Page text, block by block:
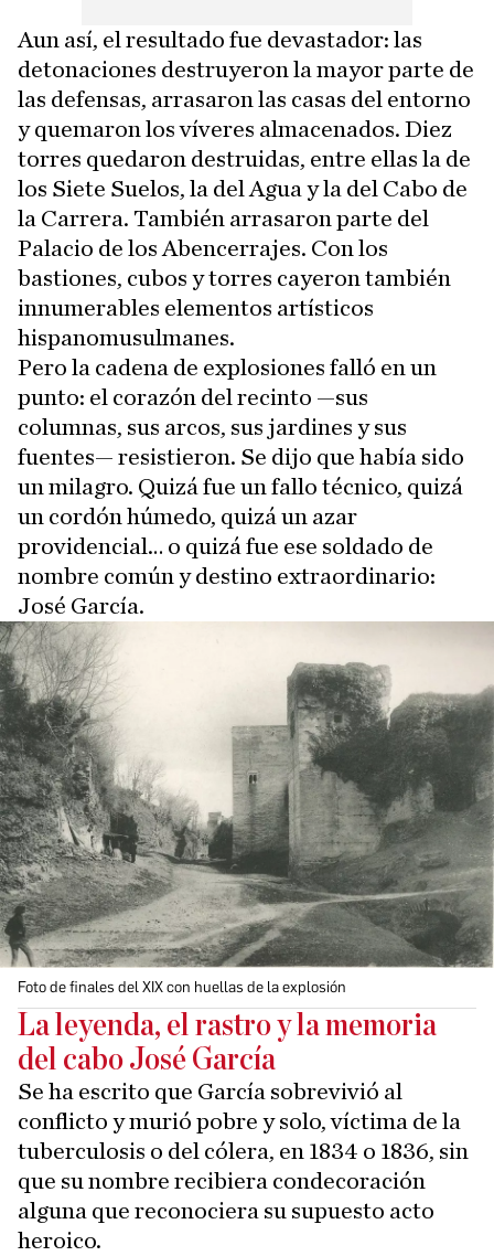
Aun así, el resultado fue devastador: las
detonaciones destruyeron la mayor parte de
las defensas, arrasaron las casas del entorno
y quemaron los víveres almacenados. Diez
torres quedaron destruidas, entre ellas la de
los Siete Suelos, la del Agua y la del Cabo de
la Carrera. También arrasaron parte del
Palacio de los Abencerrajes. Con los
bastiones, cubos y torres cayeron también
innumerables elementos artísticos
hispanomusulmanes.
Pero la cadena de explosiones falló en un
punto: el corazón del recinto —sus
columnas, sus arcos, sus jardines y sus
fuentes— resistieron. Se dijo que había sido
un milagro. Quizá fue un fallo técnico, quizá
un cordón húmedo, quizá un azar
providencial… o quizá fue ese soldado de
nombre común y destino extraordinario:
José García.
Foto de finales del XIX con huellas de la explosión
La leyenda, el rastro y la memoria
del cabo José García
Se ha escrito que García sobrevivió al
conflicto y murió pobre y solo, víctima de la
tuberculosis o del cólera, en 1834 o 1836, sin
que su nombre recibiera condecoración
alguna que reconociera su supuesto acto
heroico.